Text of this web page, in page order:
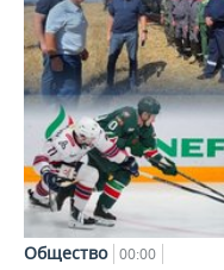
Общество 00:00